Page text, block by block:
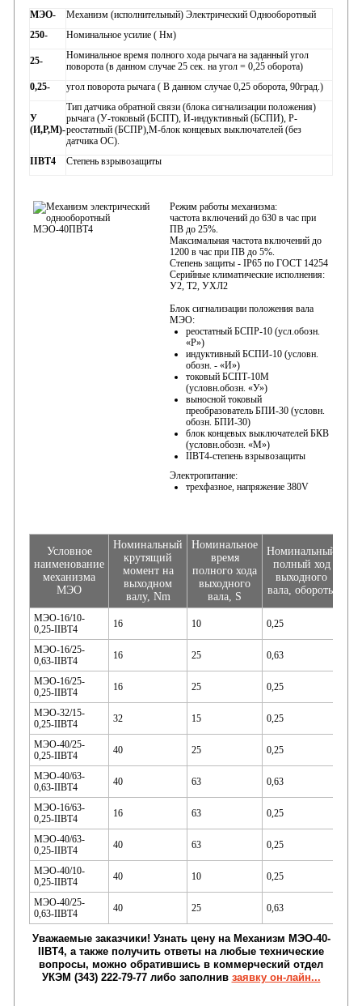
МЭО-
Механизм (исполнительный) Электрический Однооборотный
250-
Номинальное усилие ( Нм)
25-
Номинальное время полного хода рычага на заданный угол
поворота (в данном случае 25 сек. на угол = 0,25 оборота)
0,25-
угол поворота рычага ( В данном случае 0,25 оборота, 90град.)
У
(И,Р,М)-
Тип датчика обратной связи (блока сигнализации положения)
рычага (У-токовый (БСПТ), И-индуктивный (БСПИ), Р-
реостатный (БСПР),М-блок концевых выключателей (без
датчика ОС).
IIBT4
Степень взрывозащиты
Режим работы механизма:
частота включений до 630 в час при
ПВ до 25%.
Максимальная частота включений до
1200 в час при ПВ до 5%.
Степень защиты - IР65 по ГОСТ 14254
Серийные климатические исполнения:
У2, Т2, УХЛ2
Блок сигнализации положения вала
МЭО:
реостатный БСПР-10 (усл.обозн.
«Р»)
индуктивный БСПИ-10 (условн.
обозн. - «И»)
токовый БСПТ-10М
(условн.обозн. «У»)
выносной токовый
преобразователь БПИ-30 (условн.
обозн. БПИ-30)
блок концевых выключателей БКВ
(условн.обозн. «М»)
IIBT4-степень взрывозащиты
Электропитание:
трехфазное, напряжение 380V
Условное
наименование
механизма
МЭО
Номинальный
крутящий
момент на
выходном
валу, Nm
Номинальное
время
полного хода
выходного
вала, S
Номинальный
полный ход
выходного
вала, обороты
МЭО-16/10-
0,25-IIBT4
16 10 0,25
МЭО-16/25-
0,63-IIBT4
16 25 0,63
МЭО-16/25-
0,25-IIBT4
16 25 0,25
МЭО-32/15-
0,25-IIBT4
32 15 0,25
МЭО-40/25-
0,25-IIBT4
40 25 0,25
МЭО-40/63-
0,63-IIBT4
40 63 0,63
МЭО-16/63-
0,25-IIBT4
16 63 0,25
МЭО-40/63-
0,25-IIBT4
40 63 0,25
МЭО-40/10-
0,25-IIBT4
40 10
0,25
МЭО-40/25-
0,63-IIBT4
40 25 0,63
Уважаемые заказчики! Узнать цену на Механизм МЭО-40-
IIВТ4, а также получить ответы на любые технические
вопросы, можно обратившись в коммерческий отдел
УКЭМ (343) 222-79-77 либо заполнив заявку он-лайн...